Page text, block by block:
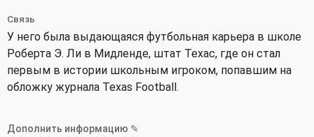
Связь
У него была выдающаяся футбольная карьера в школе
Роберта Э. Ли в Мидленде, штат Техас, где он стал
первым в истории школьным игроком, попавшим на
обложку журнала Texas Football.
Дополнить информацию ✎